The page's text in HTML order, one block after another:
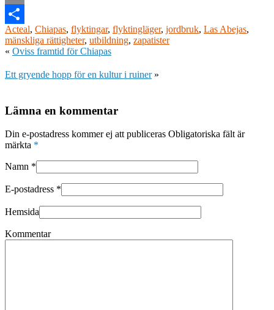
Email
Dela
Acteal, Chiapas, flyktingar, flyktingläger, jordbruk, Las Abejas,
mänskliga rättigheter, utbildning, zapatister
« Oviss framtid för Chiapas
Ett gryende hopp för en kultur i ruiner»
Lämna en kommentar
Din e-postadress kommer ej att publiceras Obligatoriska fält är
märkta *
Namn *
E-postadress *
Hemsida
Kommentar